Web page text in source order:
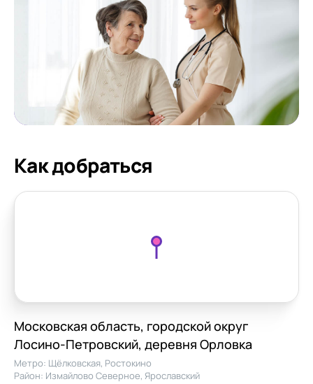
Как добраться
Московская область, городской округ
Лосино-Петровский, деревня Орловка
Метро: Щёлковская, Ростокино
Район: Измайлово Северное, Ярославский